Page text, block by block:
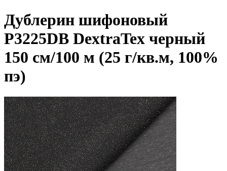
Дублерин шифоновый
P3225DB DextraTex черный
150 см/100 м (25 г/кв.м, 100%
пэ)